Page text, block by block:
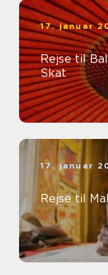
17. januar
Rejse til
Skat
17. januar
Rejse til